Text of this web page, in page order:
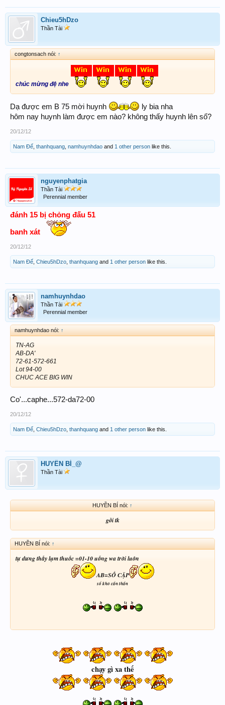
Chieu5hDzo
Thần Tài
congtonsach nói: ↑
chúc mừng đệ nhe
Dạ được em B 75 mời huynh
ly bia nha
hôm nay huynh làm được em nào? không thấy huynh lên số?
20/12/12
Nam Đế thanhquang namhuynhdao and 1 other person like this.
nguyenphatgia
Thần Tài
Perennial member
đánh 15 bị chỏng đấu 51
banh xát
20/12/12
Nam Đế Chieu5hDzo thanhquang and 1 other person like this.
namhuynhdao
Thần Tài
Perennial member
namhuynhdao nói: ↑
TN-AG
AB-DA'
72-61-572-661
Lot 94-00
CHUC ACE BIG WIN
Co'...caphe...572-da72-00
20/12/12
Nam Đế, Chieu5hDzo, thanhquang and 1 other person like this.
HUYỀN BÍ_@
Thần Tài
HUYỀN BÍ nói: ↑
gởi tk
HUYỀN BÍ nói: ↑
tự dưng thấy lụm thuốc =01-10 uống wa trời luôn
AB=SỐ CẶP
sổ khó cẩn thẩn
chạy gì xa thế